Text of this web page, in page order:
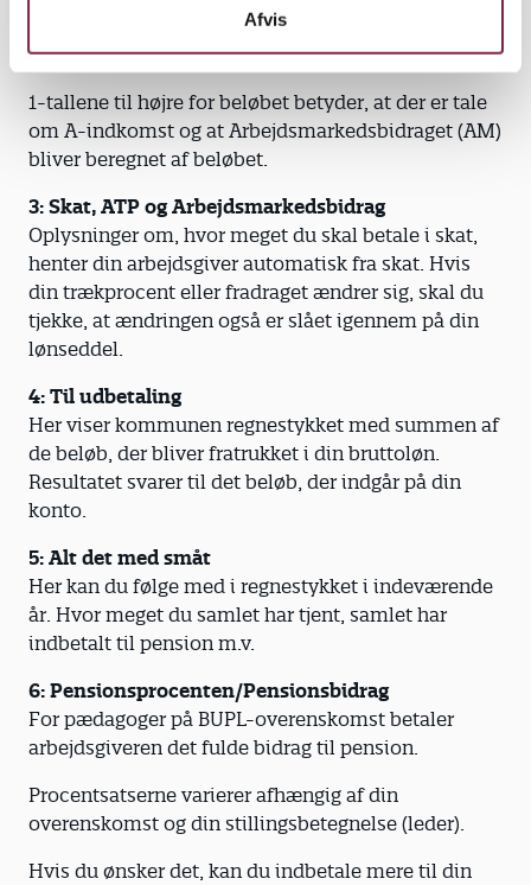
Afvis
P’et til venstre for datoen betyder at du får pension
af lønnen.
1-tallene til højre for beløbet betyder, at der er tale
om A-indkomst og at Arbejdsmarkedsbidraget (AM)
bliver beregnet af beløbet.
3: Skat, ATP og Arbejdsmarkedsbidrag
Oplysninger om, hvor meget du skal betale i skat,
henter din arbejdsgiver automatisk fra skat. Hvis
din trækprocent eller fradraget ændrer sig, skal du
tjekke, at ændringen også er slået igennem på din
lønseddel.
4: Til udbetaling
Her viser kommunen regnestykket med summen af
de beløb, der bliver fratrukket i din bruttoløn.
Resultatet svarer til det beløb, der indgår på din
konto.
5: Alt det med småt
Her kan du følge med i regnestykket i indeværende
år. Hvor meget du samlet har tjent, samlet har
indbetalt til pension m.v.
6: Pensionsprocenten/Pensionsbidrag
For pædagoger på BUPL-overenskomst betaler
arbejdsgiveren det fulde bidrag til pension.
Procentsatserne varierer afhængig af din
overenskomst og din stillingsbetegnelse (leder).
Hvis du ønsker det, kan du indbetale mere til din